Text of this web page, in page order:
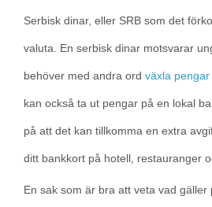
Serbisk dinar, eller SRB som det
valuta. En serbisk dinar motsvarar
behöver med andra ord växla pengar
kan också ta ut pengar på en lokal
på att det kan tillkomma en extra
ditt bankkort på hotell, restauranger
En sak som är bra att veta vad